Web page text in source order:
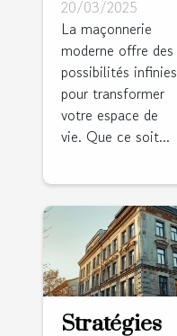
habitat avec
des travaux
de
maçonnerie
moderne
20/03/2025
La maçonnerie
moderne offre des
possibilités infinies
pour transformer
votre espace de
vie. Que ce soit...
Stratégies